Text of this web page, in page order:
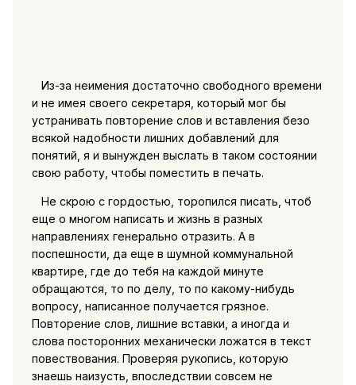
Из-за неимения достаточно свободного времени
и не имея своего секретаря, который мог бы
устранивать повторение слов и вставления безо
всякой надобности лишних добавлений для
понятий, я и вынужден выслать в таком состоянии
свою работу, чтобы поместить в печать.
Не скрою с гордостью, торопился писать, чтоб
еще о многом написать и жизнь в разных
направлениях генерально отразить. А в
поспешности, да еще в шумной коммунальной
квартире, где до тебя на каждой минуте
обращаются, то по делу, то по какому-нибудь
вопросу, написанное получается грязное.
Повторение слов, лишние вставки, а иногда и
слова посторонних механически ложатся в текст
повествования. Проверяя рукопись, которую
знаешь наизусть, впоследствии совсем не